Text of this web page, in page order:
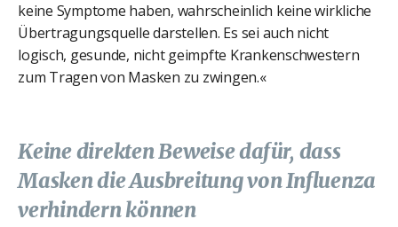
keine Symptome haben, wahrscheinlich keine wirkliche
Übertragungsquelle darstellen. Es sei auch nicht
logisch, gesunde, nicht geimpfte Krankenschwestern
zum Tragen von Masken zu zwingen.«
Keine direkten Beweise dafür, dass
Masken die Ausbreitung von Influenza
verhindern können